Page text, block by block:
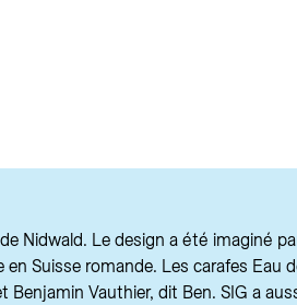
Nidwald. Le design a été imaginé
Suisse romande. Les carafes Eau
Vauthier, dit Ben. SIG a